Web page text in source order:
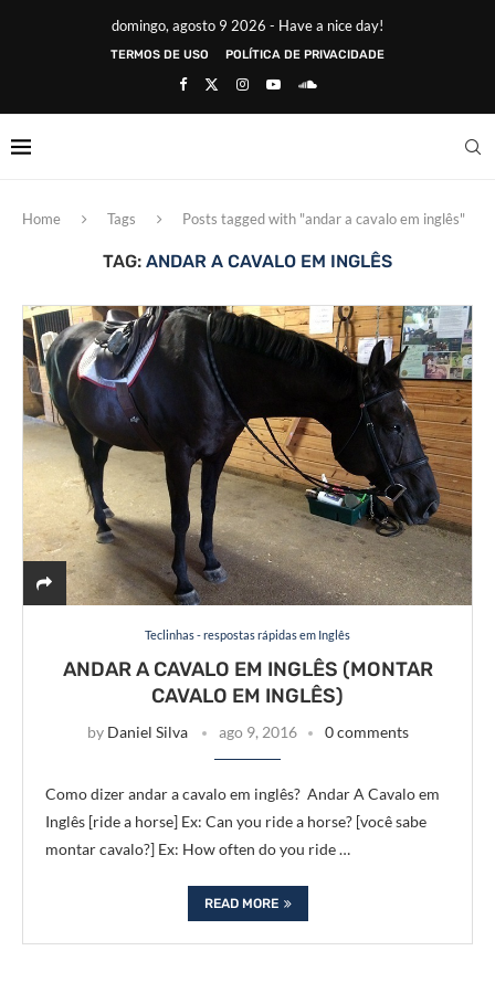
domingo, agosto 9 2026 - Have a nice day!
TERMOS DE USO POLÍTICA DE PRIVACIDADE
Home Tags Posts tagged with "andar a cavalo em inglês"
TAG: ANDAR A CAVALO EM INGLÊS
Teclinhas - respostas rápidas em Inglês
ANDAR A CAVALO EM INGLÊS (MONTAR
CAVALO EM INGLÊS)
by Daniel Silva ago 9, 2016 0 comments
Como dizer andar a cavalo em inglês? Andar A Cavalo em
Inglês [ride a horse] Ex: Can you ride a horse? [você sabe
montar cavalo?] Ex: How often do you ride …
READ MORE